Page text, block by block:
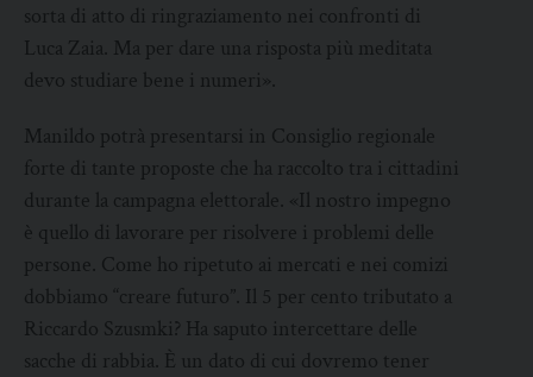
sorta di atto di ringraziamento nei confronti di
Luca Zaia. Ma per dare una risposta più meditata
devo studiare bene i numeri».
Manildo potrà presentarsi in Consiglio regionale
forte di tante proposte che ha raccolto tra i cittadini
durante la campagna elettorale. «Il nostro impegno
è quello di lavorare per risolvere i problemi delle
persone. Come ho ripetuto ai mercati e nei comizi
dobbiamo “creare futuro”. Il 5 per cento tributato a
Riccardo Szusmki? Ha saputo intercettare delle
sacche di rabbia. È un dato di cui dovremo tener